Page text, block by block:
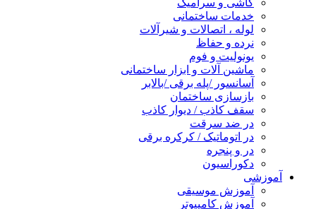
کاشی و سرامیک
خدمات ساختمانی
لوله ، اتصالات و شیرآلات
نرده و حفاظ
یونولیت و فوم
ماشین آلات و ابزار ساختمانی
آسانسور /پله برقی /بالابر
بازسازی ساختمان
سقف کاذب / دیوار کاذب
در ضد سرقت
در اتوماتیک / کرکره برقی
در و پنجره
دکوراسیون
آموزشی
آموزش موسیقی
آموزش کامپیوتر